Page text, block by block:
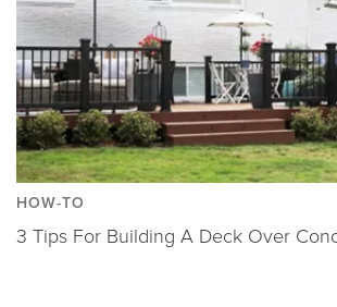
HOW-TO
3 Tips For Building A Deck Over